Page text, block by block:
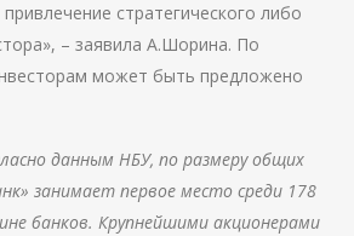
стратегического либо
– заявила А.Шорина. По
может быть предложено
данным НБУ, по размеру общих
занимает первое место среди 178
банков. Крупнейшими акционерами